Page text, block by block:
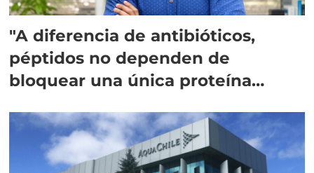
"A diferencia de antibióticos,
péptidos no dependen de
bloquear una única proteína